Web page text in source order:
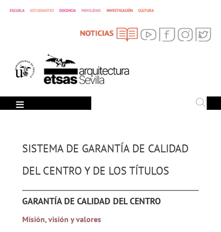
ESCUELA ESTUDIANTES DOCENCIA MOVILIDAD INVESTIGACIÓN CULTURA
SISTEMA DE GARANTÍA DE CALIDAD
DEL CENTRO Y DE LOS TÍTULOS
GARANTÍA DE CALIDAD DEL CENTRO
Misión, visión y valores